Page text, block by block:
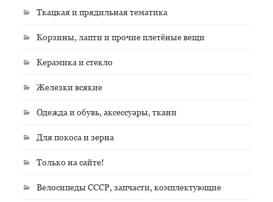
Ткацкая и прядильная тематика
Корзины, лапти и прочие плетёные вещи
Керамика и стекло
Железки всякие
Одежда и обувь, аксессуары, ткани
Для покоса и зерна
Только на сайте!
Велосипеды СССР, запчасти, комплектующие